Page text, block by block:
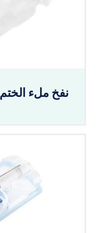
نفخ ملء الختم